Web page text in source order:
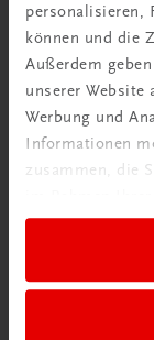
personalisieren,
können und die
Außerdem
unserer Website
Werbung und
Informationen
zusammen, die
Mitarbeitern,